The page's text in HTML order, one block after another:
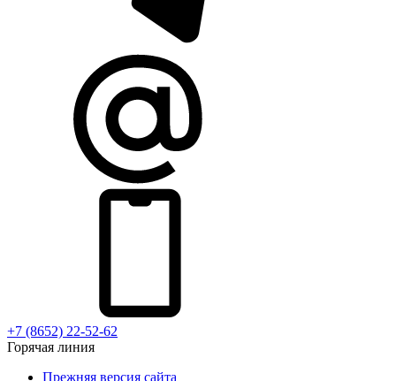
+7 (8652) 22-52-62
Горячая линия
Прежняя версия сайта